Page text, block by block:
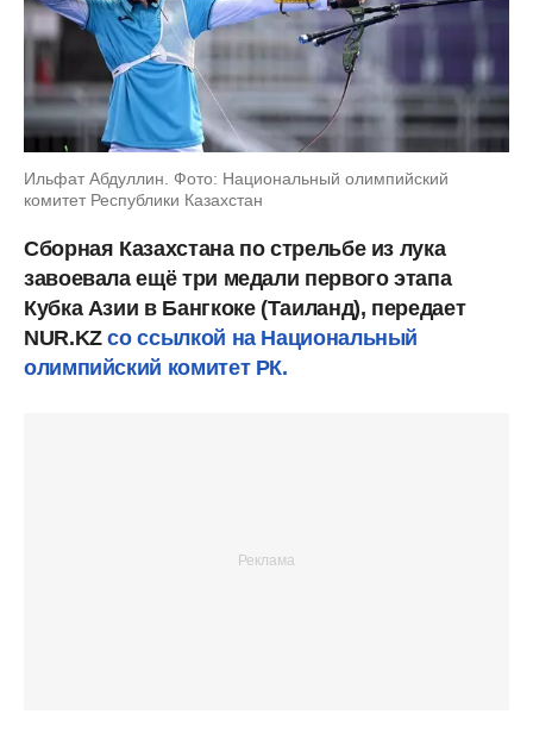
Ильфат Абдуллин. Фото: Национальный олимпийский
комитет Республики Казахстан
Сборная Казахстана по стрельбе из лука
завоевала ещё три медали первого этапа
Кубка Азии в Бангкоке (Таиланд), передает
NUR.KZсо ссылкой на Национальный
олимпийский комитет РК.